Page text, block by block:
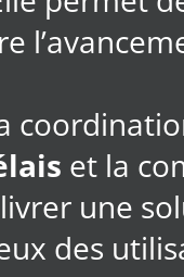
et la
livrer une
des